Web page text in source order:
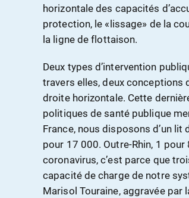
horizontale des capacités
protection, le «lissage» de la
la ligne de flottaison.
Deux types d’intervention
travers elles, deux conceptions
droite horizontale. Cette
politiques de santé publique
France, nous disposons d’un
pour 17 000. Outre-Rhin, 1
coronavirus, c’est parce que
capacité de charge de notre
Marisol Touraine, aggravée par